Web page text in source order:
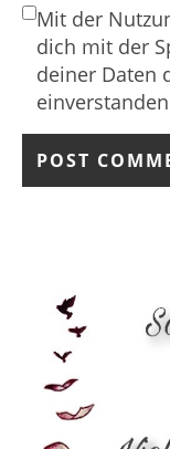
Mit der
dich mit der
deiner Daten